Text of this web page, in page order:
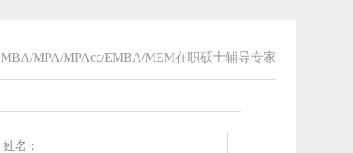
MBA/MPA/MPAcc/EMBA/MEM在职硕士辅导专家
姓名：